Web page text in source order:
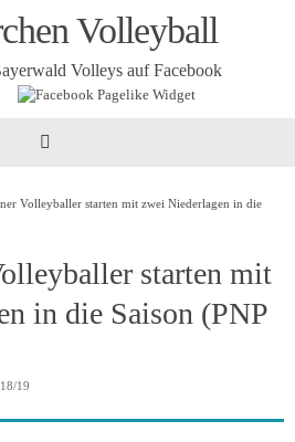
Volleyball
Volleys auf Facebook
Volleyballer starten mit zwei Niederlagen in die
starten mit
in die Saison (PNP
19